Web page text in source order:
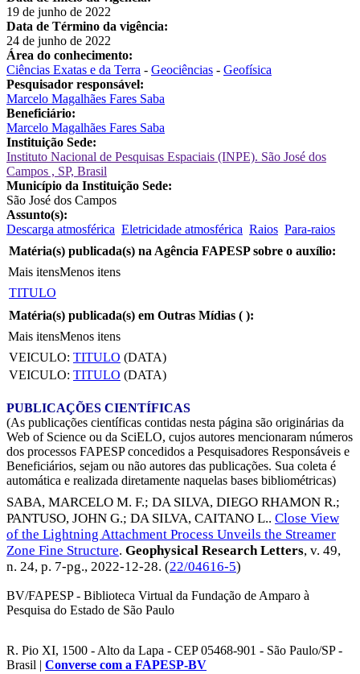
19 de junho de 2022
Data de Término da vigência:
24 de junho de 2022
Área do conhecimento:
Ciências Exatas e da Terra - Geociências - Geofísica
Pesquisador responsável:
Marcelo Magalhães Fares Saba
Beneficiário:
Marcelo Magalhães Fares Saba
Instituição Sede:
Instituto Nacional de Pesquisas Espaciais (INPE). São José dos
Campos , SP, Brasil
Município da Instituição Sede:
São José dos Campos
Assunto(s):
Descarga atmosférica Eletricidade atmosférica Raios Para-raios
Matéria(s) publicada(s) na Agência FAPESP sobre o auxílio:
Mais itensMenos itens
TITULO
Matéria(s) publicada(s) em Outras Mídias ( ):
Mais itensMenos itens
VEICULO: TITULO (DATA)
VEICULO: TITULO (DATA)
PUBLICAÇÕES CIENTÍFICAS
(As publicações científicas contidas nesta página são originárias da
Web of Science ou da SciELO, cujos autores mencionaram números
dos processos FAPESP concedidos a Pesquisadores Responsáveis e
Beneficiários, sejam ou não autores das publicações. Sua coleta é
automática e realizada diretamente naquelas bases bibliométricas)
SABA, MARCELO M. F.; DA SILVA, DIEGO RHAMON R.;
PANTUSO, JOHN G.; DA SILVA, CAITANO L.. Close View
of the Lightning Attachment Process Unveils the Streamer
Zone Fine Structure. Geophysical Research Letters, v. 49,
n. 24, p. 7-pg., 2022-12-28. (22/04616-5)
BV/FAPESP - Biblioteca Virtual da Fundação de Amparo à
Pesquisa do Estado de São Paulo
R. Pio XI, 1500 - Alto da Lapa - CEP 05468-901 - São Paulo/SP -
Brasil | Converse com a FAPESP-BV